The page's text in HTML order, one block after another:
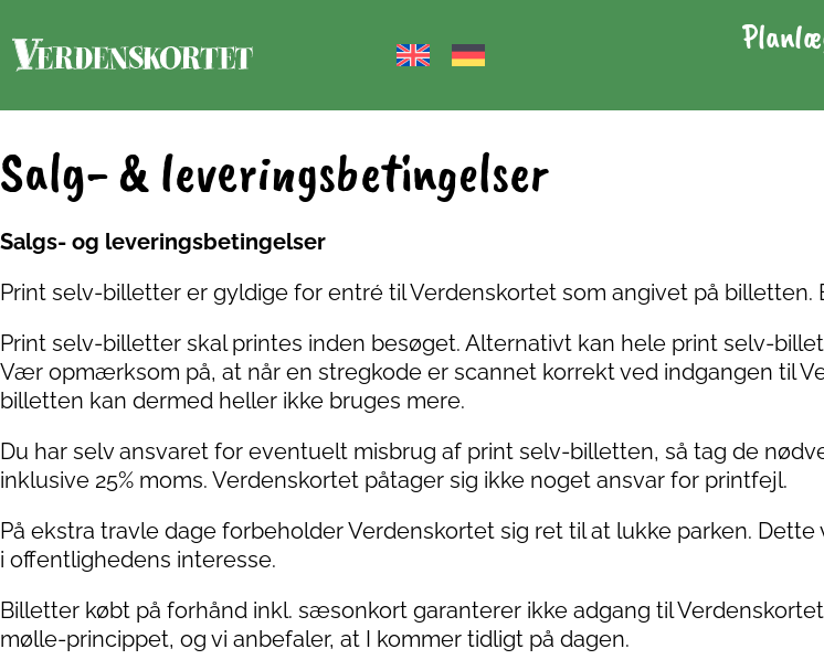
Salg- & leveringsbetingelser
Salgs- og leveringsbetingelser
Print selv-billetter er gyldige for entré til Verdenskortet som angivet på
Print selv-billetter skal printes inden besøget. Alternativt kan hele print selv-
Vær opmærksom på, at når en stregkode er scannet korrekt ved indgangen til
billetten kan dermed heller ikke bruges mere.
Du har selv ansvaret for eventuelt misbrug af print selv-billetten, så tag de
inklusive 25% moms. Verdenskortet påtager sig ikke noget ansvar for printfejl.
På ekstra travle dage forbeholder Verdenskortet sig ret til at lukke parken.
i offentlighedens interesse.
Billetter købt på forhånd inkl. sæsonkort garanterer ikke adgang til
mølle-princippet, og vi anbefaler, at I kommer tidligt på dagen.